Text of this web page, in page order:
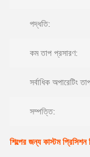
পদ্ধতি:
কম তাপ প্রসারণ:
সর্বাধিক অপারেটিং
সম্পত্তি:
শিল্পের জন্য কাস্টম প্রিসিশন